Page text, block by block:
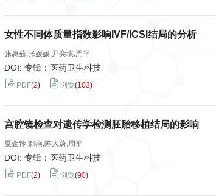
女性不同体质量指数影响IVF/ICSI结局的分析
张惠茹;张媛媛;尹奕琪;周平
DOI: 专辑：医药卫生科技
PDF(2) 浏览(103)
宫腔镜检查对遗传学检测胚胎移植结局的影响
夏金铃;郝燕;陈大蔚;周平
DOI: 专辑：医药卫生科技
PDF(2) 浏览(90)